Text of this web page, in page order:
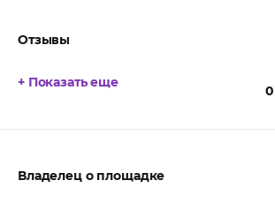
Отзывы
0
+ Показать еще
Владелец о площадке